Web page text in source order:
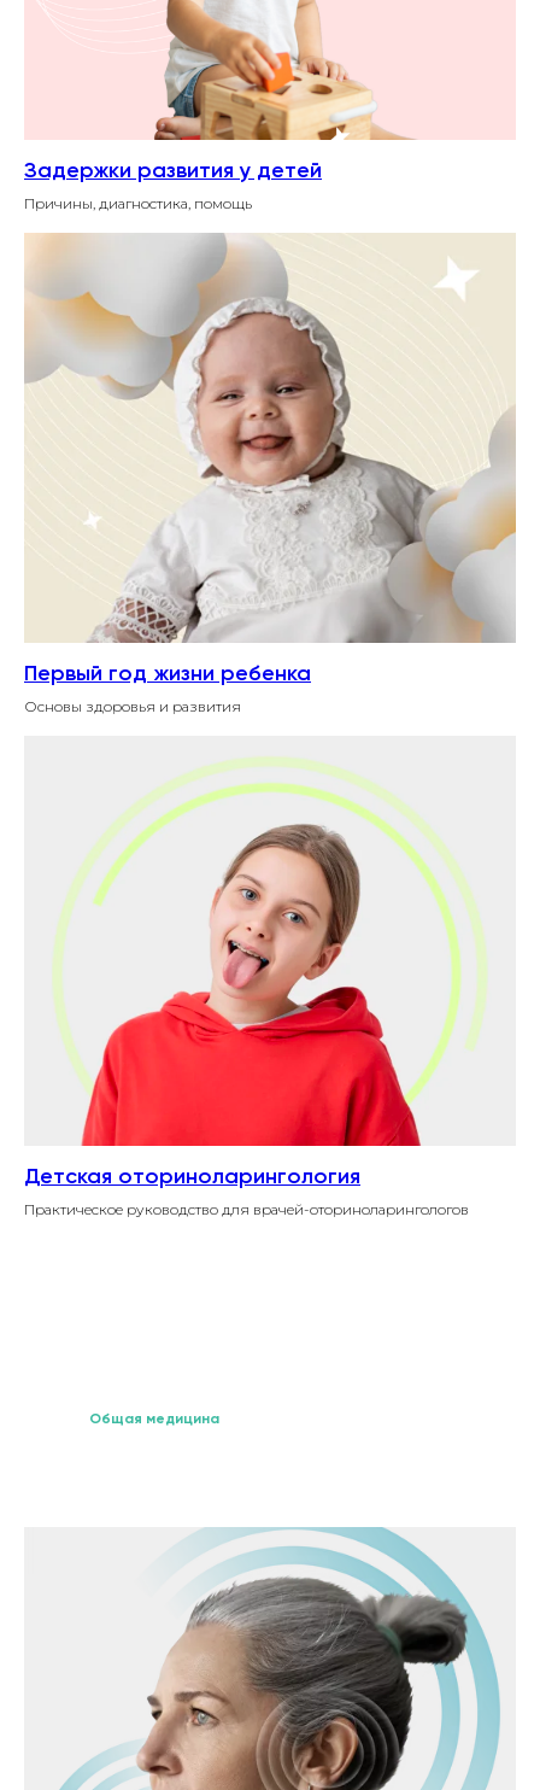
Задержки развития у детей
Причины, диагностика, помощь
Первый год жизни ребенка
Основы здоровья и развития
Детская оториноларингология
Практическое руководство для врачей-оториноларингологов
Общая медицина